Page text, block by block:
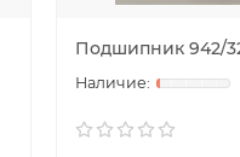
Подшипник 942/